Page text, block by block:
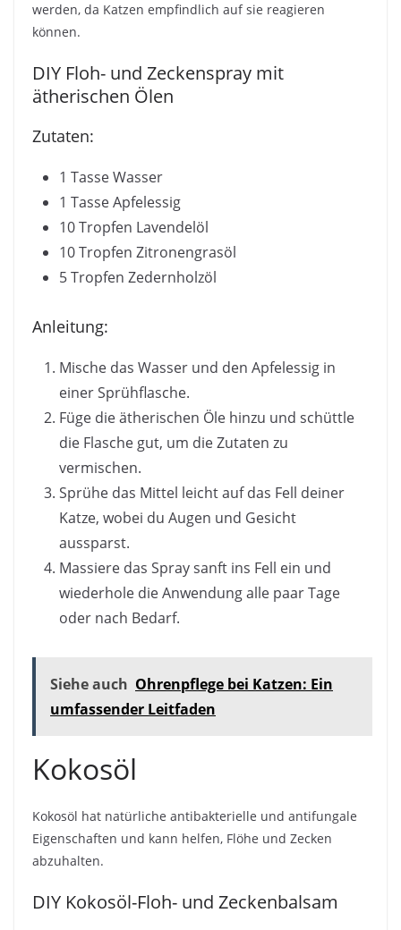
werden, da Katzen empfindlich auf sie reagieren
können.
DIY Floh- und Zeckenspray mit
ätherischen Ölen
Zutaten:
1 Tasse Wasser
1 Tasse Apfelessig
10 Tropfen Lavendelöl
10 Tropfen Zitronengrasöl
5 Tropfen Zedernholzöl
Anleitung:
Mische das Wasser und den Apfelessig in
einer Sprühflasche.
Füge die ätherischen Öle hinzu und schüttle
die Flasche gut, um die Zutaten zu
vermischen.
Sprühe das Mittel leicht auf das Fell deiner
Katze, wobei du Augen und Gesicht
aussparst.
Massiere das Spray sanft ins Fell ein und
wiederhole die Anwendung alle paar Tage
oder nach Bedarf.
Siehe auch Ohrenpflege bei Katzen: Ein
umfassender Leitfaden
Kokosöl
Kokosöl hat natürliche antibakterielle und antifungale
Eigenschaften und kann helfen, Flöhe und Zecken
abzuhalten.
DIY Kokosöl-Floh- und Zeckenbalsam